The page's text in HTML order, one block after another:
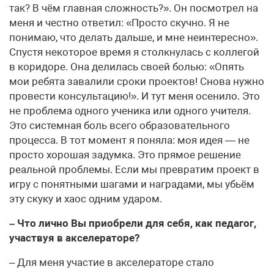
так? В чём главная сложность?». Он посмотрел на
меня и честно ответил: «Просто скучно. Я не
понимаю, что делать дальше, и мне неинтересно».
Спустя некоторое время я столкнулась с коллегой
в коридоре. Она делилась своей болью: «Опять
мои ребята завалили сроки проектов! Снова нужно
провести консультацию!». И тут меня осенило. Это
не проблема одного ученика или одного учителя.
Это системная боль всего образовательного
процесса. В тот момент я поняла: моя идея — не
просто хорошая задумка. Это прямое решение
реальной проблемы. Если мы превратим проект в
игру с понятными шагами и наградами, мы убьём
эту скуку и хаос одним ударом.
– Что лично Вы приобрели для себя, как педагог,
участвуя в акселераторе?
– Для меня участие в акселераторе стало